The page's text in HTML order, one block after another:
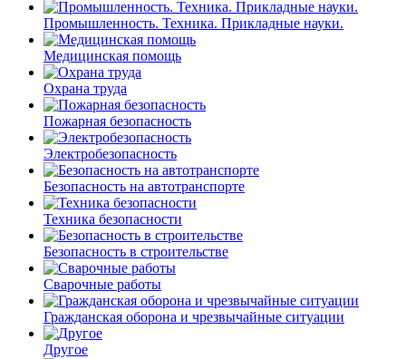
Промышленность. Техника. Прикладные науки.
Медицинская помощь
Охрана труда
Пожарная безопасность
Электробезопасность
Безопасность на автотранспорте
Техника безопасности
Безопасность в строительстве
Сварочные работы
Гражданская оборона и чрезвычайные ситуации
Другое